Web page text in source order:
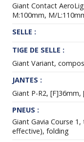
Giant Contact
M:100mm, M/
SELLE :
TIGE DE SELLE :
Giant Variant,
JANTES :
Giant P-R2, [F]36mm,
PNEUS :
Giant Gavia Course
effective), folding